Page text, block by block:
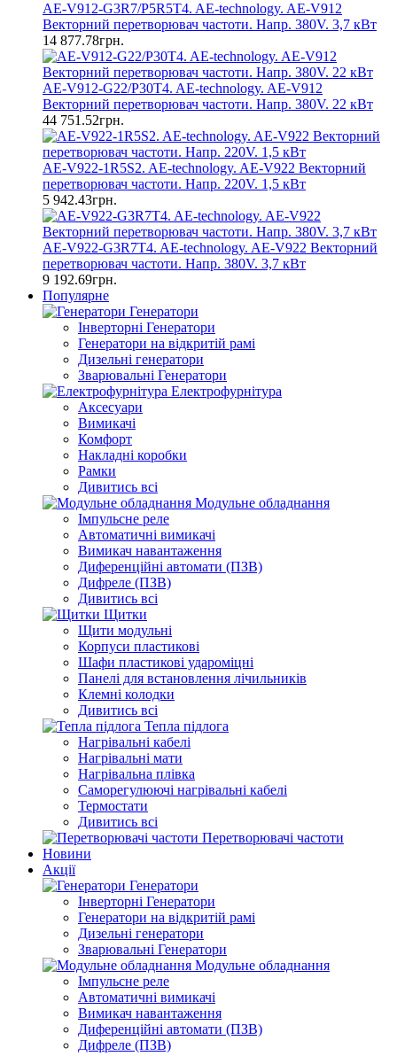
AE-V912-G3R7/P5R5T4. AE-technology. AE-V912
Векторний перетворювач частоти. Напр. 380V. 3,7 кВт
14 877.78грн.
AE-V912-G22/P30T4. AE-technology. AE-V912
Векторний перетворювач частоти. Напр. 380V. 22 кВт
44 751.52грн.
AE-V922-1R5S2. AE-technology. AE-V922 Векторний
перетворювач частоти. Напр. 220V. 1,5 кВт
5 942.43грн.
AE-V922-G3R7T4. AE-technology. AE-V922 Векторний
перетворювач частоти. Напр. 380V. 3,7 кВт
9 192.69грн.
Популярне
Генератори
Інверторні Генератори
Генератори на відкритій рамі
Дизельні генератори
Зварювальні Генератори
Електрофурнітура
Аксесуари
Вимикачі
Комфорт
Накладні коробки
Рамки
Дивитись всі
Модульне обладнання
Імпульсне реле
Автоматичні вимикачі
Вимикач навантаження
Диференційні автомати (ПЗВ)
Дифреле (ПЗВ)
Дивитись всі
Щитки
Щити модульні
Корпуси пластикові
Шафи пластикові удароміцні
Панелі для встановлення лічильників
Клемні колодки
Дивитись всі
Тепла підлога
Нагрівальні кабелі
Нагрівальні мати
Нагрівальна плівка
Саморегулюючі нагрівальні кабелі
Термостати
Дивитись всі
Перетворювачі частоти
Новини
Акції
Генератори
Інверторні Генератори
Генератори на відкритій рамі
Дизельні генератори
Зварювальні Генератори
Модульне обладнання
Імпульсне реле
Автоматичні вимикачі
Вимикач навантаження
Диференційні автомати (ПЗВ)
Дифреле (ПЗВ)